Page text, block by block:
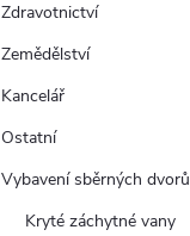
Zdravotnictví
Zemědělství
Kancelář
Ostatní
Vybavení sběrných dvorů
Kryté záchytné vany